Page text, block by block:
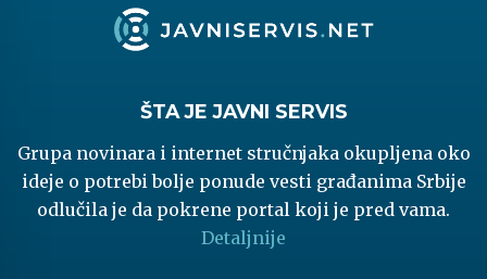
ŠTA JE JAVNI SERVIS
Grupa novinara i internet stručnjaka okupljena oko
ideje o potrebi bolje ponude vesti građanima Srbije
odlučila je da pokrene portal koji je pred vama.
Detaljnije